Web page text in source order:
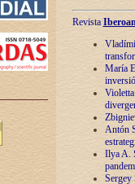
Revista
María
Antón
Ilya A.
Sergey